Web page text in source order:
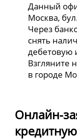
Данный
Москва,
Через
снять
дебетовую
Взгляните
в городе
Онлайн-